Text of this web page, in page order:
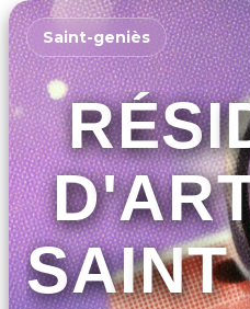
Saint-geniès
SAINT